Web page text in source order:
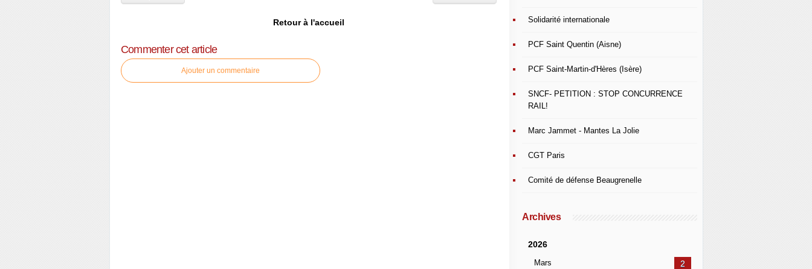
Retour à l'accueil
Commenter cet article
Ajouter un commentaire
Solidarité internationale
PCF Saint Quentin (Aisne)
PCF Saint-Martin-d'Hères (Isère)
SNCF- PETITION : STOP CONCURRENCE
RAIL!
Marc Jammet - Mantes La Jolie
CGT Paris
Comité de défense Beaugrenelle
Archives
2026
Mars 2